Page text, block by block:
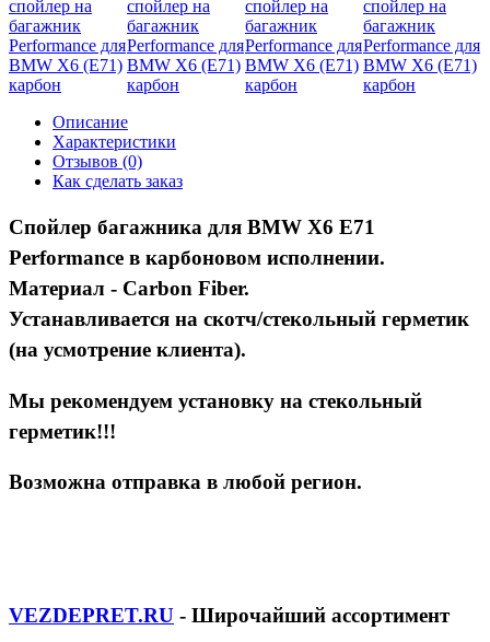
Описание
Характеристики
Отзывов (0)
Как сделать заказ
Спойлер багажника для BMW X6 E71
Performance в карбоновом исполнении.
Материал - Carbon Fiber.
Устанавливается на скотч/стекольный герметик
(на усмотрение клиента).
Мы рекомендуем установку на стекольный
герметик!!!
Возможна отправка в любой регион.
VEZDEPRET.RU - Широчайший ассортимент